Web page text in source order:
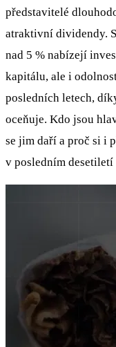
představitelé
atraktivní dividendy.
nad 5 % nabízejí
kapitálu, ale i
posledních letech,
oceňuje. Kdo jsou
se jim daří a proč si i
v posledním